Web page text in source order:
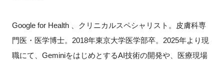
Google for Health 、クリニカルスペシャリスト。皮膚科専
門医・医学博士。2018年東京大学医学部卒。2025年より現
職にて、GeminiをはじめとするAI技術の開発や、医療現場